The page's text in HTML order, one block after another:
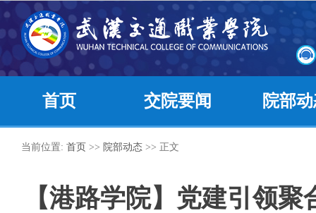
首页 交院要闻 院部
当前位置: 首页 >> 院部动态 >> 正文
【港路学院】党建引领